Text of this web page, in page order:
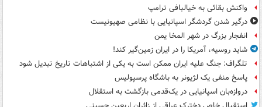
واکنش بقائی به خیالبافی ترامپ
درگیر شدن گردشگر اسپانیایی با نظامی صهیونیست
انفجار بزرگ در شهر المخا یمن
شاید روسیه، آمریکا را در ایران زمین‌گیر کند!
تلگراف: جنگ علیه ایران ممکن است به یکی از اشتباهات تاریخ تبدیل شود
پاسخ منفی یک لژیونر به باشگاه پرسپولیس
دروازه‌بان اسپانیایی در یک‌قدمی بازگشت به استقلال